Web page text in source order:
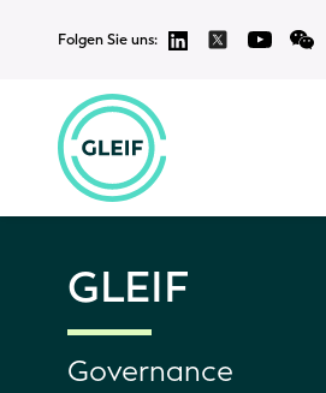
Folgen Sie uns:
GLEIF
Governance